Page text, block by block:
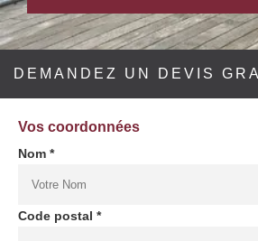
DEMANDEZ UN DEVIS
Vos coordonnées
Nom *
Code postal *